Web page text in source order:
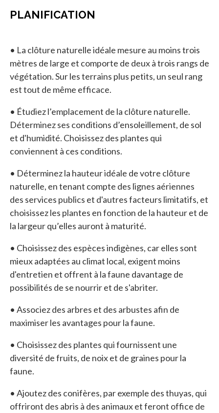
PLANIFICATION
• La clôture naturelle idéale mesure au moins trois
mètres de large et comporte de deux à trois rangs de
végétation. Sur les terrains plus petits, un seul rang
est tout de même efficace.
• Étudiez l’emplacement de la clôture naturelle.
Déterminez ses conditions d’ensoleillement, de sol
et d'humidité. Choisissez des plantes qui
conviennent à ces conditions.
• Déterminez la hauteur idéale de votre clôture
naturelle, en tenant compte des lignes aériennes
des services publics et d'autres facteurs limitatifs, et
choisissez les plantes en fonction de la hauteur et de
la largeur qu’elles auront à maturité.
• Choisissez des espèces indigènes, car elles sont
mieux adaptées au climat local, exigent moins
d'entretien et offrent à la faune davantage de
possibilités de se nourrir et de s'abriter.
• Associez des arbres et des arbustes afin de
maximiser les avantages pour la faune.
• Choisissez des plantes qui fournissent une
diversité de fruits, de noix et de graines pour la
faune.
• Ajoutez des conifères, par exemple des thuyas, qui
offriront des abris à des animaux et feront office de